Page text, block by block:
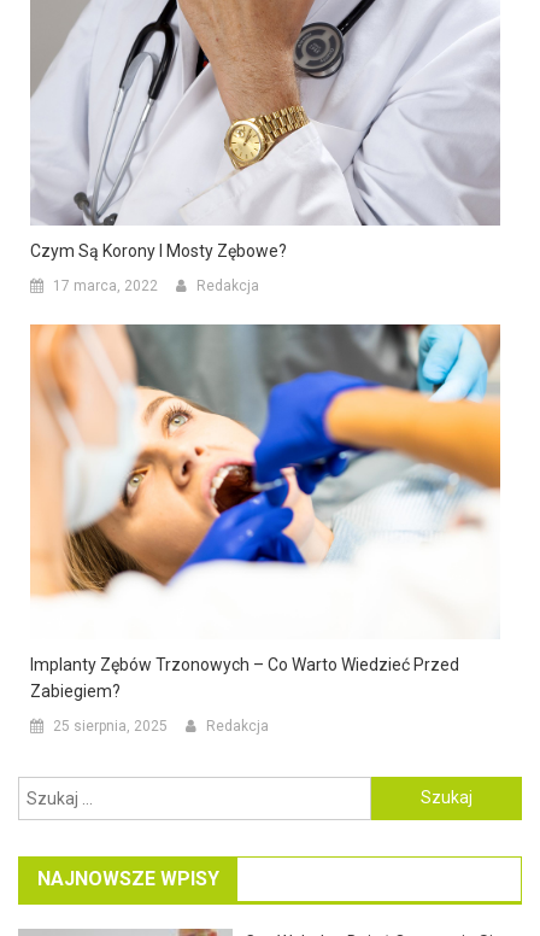
Czym Są Korony I Mosty Zębowe?
17 marca, 2022 Redakcja
Implanty Zębów Trzonowych – Co Warto Wiedzieć Przed
Zabiegiem?
25 sierpnia, 2025 Redakcja
Szukaj:
NAJNOWSZE WPISY